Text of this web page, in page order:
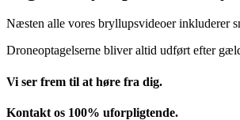
Næsten alle vores bryllupsvideoer inkluderer
Droneoptagelserne bliver altid udført efter
Vi ser frem til at høre fra dig.
Kontakt os 100% uforpligtende.